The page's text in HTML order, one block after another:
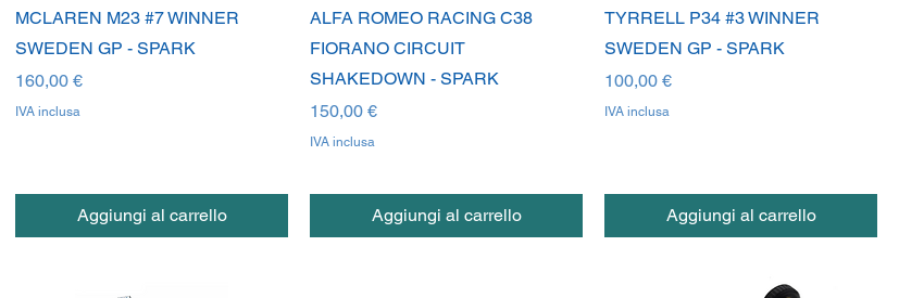
MCLAREN M23 #7 WINNER
SWEDEN GP - SPARK
Prezzo
160,00 €
IVA inclusa
Aggiungi al carrello
ALFA ROMEO RACING C38
FIORANO CIRCUIT
SHAKEDOWN - SPARK
Prezzo
150,00 €
IVA inclusa
Aggiungi al carrello
TYRRELL P34 #3 WINNER
SWEDEN GP - SPARK
Prezzo
100,00 €
IVA inclusa
Aggiungi al carrello